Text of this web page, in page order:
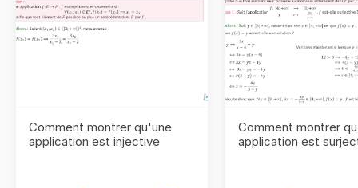
Comment montrer qu'une
application est injective
Comment montrer
application est